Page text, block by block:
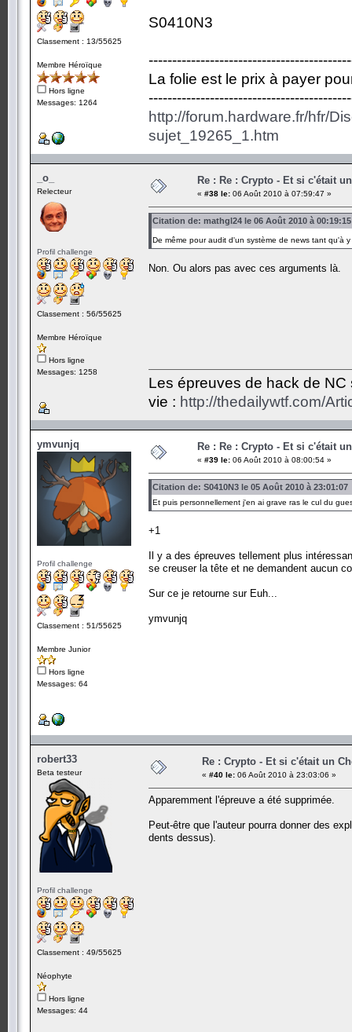
Classement : 13/55625
Membre Héroïque
Hors ligne
Messages: 1264
S0410N3
La folie est le prix à payer
http://forum.hardware.fr/hfr/
sujet_19265_1.htm
_o_
Relecteur
Profil challenge
Classement : 56/55625
Membre Héroïque
Hors ligne
Messages: 1258
Re : Re : Crypto - Et si c'était
« #38 le: 06 Août 2010 à 07:59:47 »
Citation de: mathgl24 le 06 Août 2010 à 00:19:15
De même pour audit d'un système de news tant qu'à
Non. Ou alors pas avec ces arguments là.
Les épreuves de hack de
vie : http://thedailywtf.com/
ymvunjq
Profil challenge
Classement : 51/55625
Membre Junior
Hors ligne
Messages: 64
Re : Re : Crypto - Et si c'était
« #39 le: 06 Août 2010 à 08:00:54 »
Citation de: S0410N3 le 05 Août 2010 à 23:01:07
Et puis personnellement j'en ai grave ras le cul du
+1
Il y a des épreuves tellement plus
se creuser la tête et ne demandent aucun
Sur ce je retourne sur Euh...
ymvunjq
robert33
Beta testeur
Profil challenge
Classement : 49/55625
Néophyte
Hors ligne
Messages: 44
Re : Crypto - Et si c'était un
« #40 le: 06 Août 2010 à 23:03:06 »
Apparemment l'épreuve a été supprimée.
Peut-être que l'auteur pourra donner des
dents dessus).